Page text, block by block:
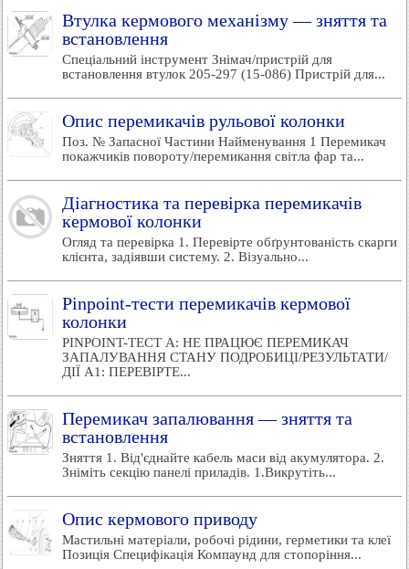
Втулка кермового механізму — зняття та
встановлення
Спеціальний інструмент Знімач/пристрій для
встановлення втулок 205-297 (15-086) Пристрій для...
Опис перемикачів рульової колонки
Поз. № Запасної Частини Найменування 1 Перемикач
покажчиків повороту/перемикання світла фар та...
Діагностика та перевірка перемикачів
кермової колонки
Огляд та перевірка 1. Перевірте обґрунтованість скарги
клієнта, задіявши систему. 2. Візуально...
Pinpoint-тести перемикачів кермової
колонки
PINPOINT-ТЕСТ A: НЕ ПРАЦЮЄ ПЕРЕМИКАЧ
ЗАПАЛУВАННЯ СТАНУ ПОДРОБИЦІ/РЕЗУЛЬТАТИ/
ДІЇ A1: ПЕРЕВІРТЕ...
Перемикач запалювання — зняття та
встановлення
Зняття 1. Від'єднайте кабель маси від акумулятора. 2.
Зніміть секцію панелі приладів. 1.Викрутіть...
Опис кермового приводу
Мастильні матеріали, робочі рідини, герметики та клеї
Позиція Специфікація Компаунд для стопоріння...